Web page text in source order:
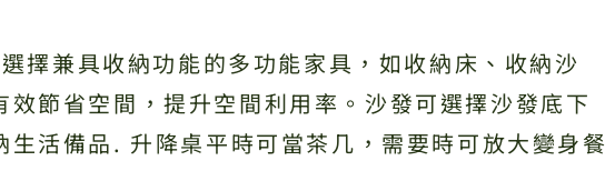
擇兼具收納功能的多功能家具，如收納床、收納沙
節省空間，提升空間利用率。沙發可選擇沙發底下
生活備品. 升降桌平時可當茶几，需要時可放大變身餐